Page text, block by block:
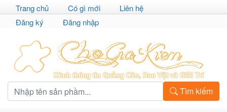
Trang chủ Có gì mới
Liên hệ
Đăng ký
Đăng nhập
Tìm kiếm